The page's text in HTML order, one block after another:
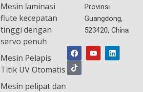
Mesin laminasi
flute kecepatan
tinggi dengan
servo penuh
Mesin Pelapis
Titik UV Otomatis
Mesin pelipat dan
Provinsi
Guangdong,
523420, China
a
c
e
b
o
o
u
t
i
n
k
i
k
t
o
k